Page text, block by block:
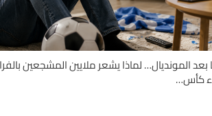
بعد المونديال… لماذا يشعر ملايين المشجعين
كأس…